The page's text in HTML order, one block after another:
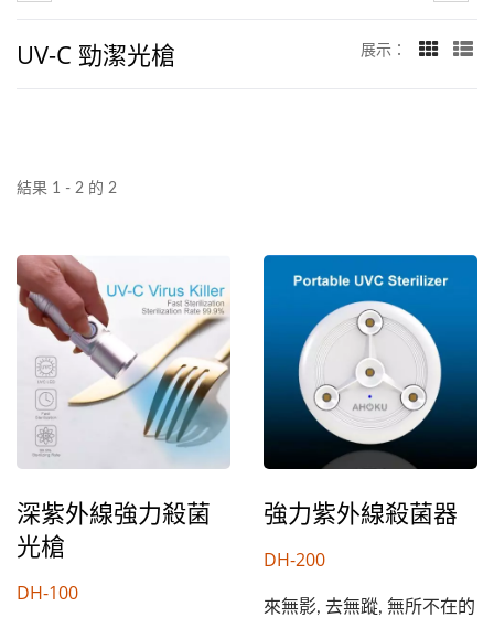
UV-C 勁潔光槍 展示：
結果 1 - 2 的 2
深紫外線強力殺菌
光槍
DH-100
強力紫外線殺菌器
DH-200
來無影, 去無蹤, 無所不在的